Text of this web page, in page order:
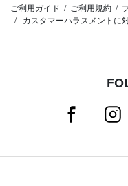
ご利用ガイド ご利用規約
カスタマーハラスメントに